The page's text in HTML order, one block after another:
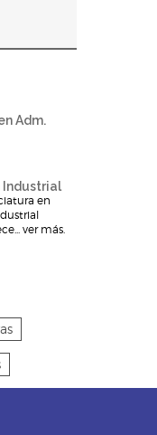
Adm.
Industrial
en
ver más.